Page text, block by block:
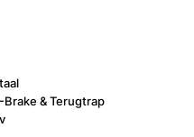
Brake & Terugtrap